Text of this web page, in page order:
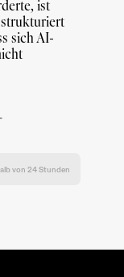
ist
sich AI-
von 24 Stunden